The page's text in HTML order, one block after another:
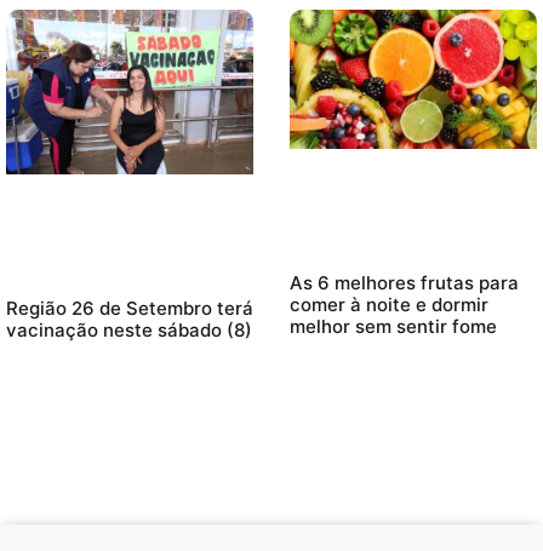
Região 26 de Setembro terá
vacinação neste sábado (8)
As 6 melhores frutas para
comer à noite e dormir
melhor sem sentir fome